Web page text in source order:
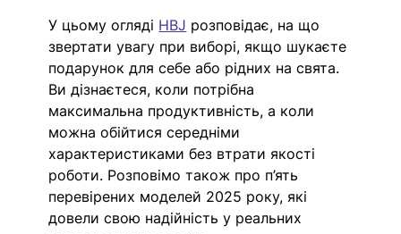
У цьому огляді HBJ розповідає, на що
звертати увагу при виборі, якщо шукаєте
подарунок для себе або рідних на свята.
Ви дізнаєтеся, коли потрібна
максимальна продуктивність, а коли
можна обійтися середніми
характеристиками без втрати якості
роботи. Розповімо також про п’ять
перевірених моделей 2025 року, які
довели свою надійність у реальних